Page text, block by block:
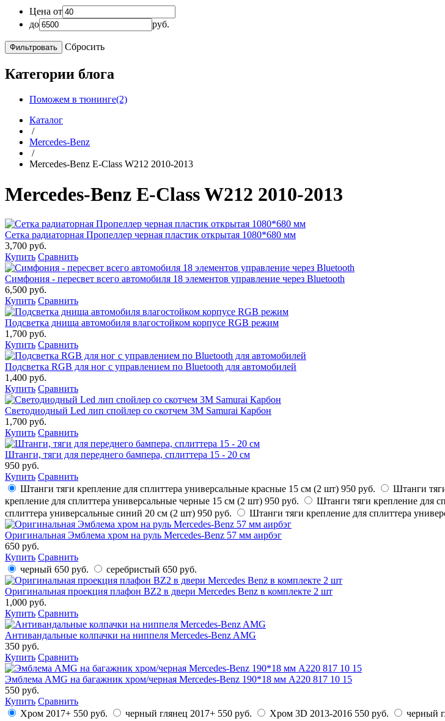
Цена от
до
руб.
Сбросить
Категории блога
Поможем в тюнинге(2)
Каталог
/
Mercedes-Benz
/
Mercedes-Benz E-Class W212 2010-2013
Mercedes-Benz E-Class W212 2010-2013
Сетка радиаторная Пропеллер черная пластик открытая 1080*680 мм
3,700 руб.
Купить Сравнить
Симфония - пересвет всего автомобиля 18 элементов управление через Bluetooth
6,500 руб.
Купить Сравнить
Подсветка днища автомобиля влагостойком корпусе RGB режим
1,700 руб.
Купить Сравнить
Подсветка RGB для ног с управлением по Bluetooth для автомобилей
1,400 руб.
Купить Сравнить
Светодиодный Led лип спойлер со скотчем 3М Samurai Карбон
1,700 руб.
Купить Сравнить
Штанги, тяги для переднего бампера, сплиттера 15 - 20 см
950 руб.
Купить Сравнить
Штанги тяги крепление для сплиттера универсальные красные 15 см (2 шт) 950 руб. Штанги
крепление для сплиттера универсальные черные 15 см (2 шт) 950 руб. Штанги тяги крепление для
сплиттера универсальные синий 20 см (2 шт) 950 руб. Штанги тяги крепление для сплиттера
Оригинальная Эмблема хром на руль Mercedes-Benz 57 мм аирбэг
650 руб.
Купить Сравнить
черный 650 руб. серебристый 650 руб.
Оригинальная проекция плафон BZ2 в двери Mercedes Benz в комплекте 2 шт
1,000 руб.
Купить Сравнить
Антивандальные колпачки на ниппеля Mercedes-Benz AMG
350 руб.
Купить Сравнить
Эмблема AMG на багажник хром/черная Mercedes-Benz 190*18 мм A220 817 10 15
550 руб.
Купить Сравнить
Хром 2017+ 550 руб. черный глянец 2017+ 550 руб. Хром 3D 2013-2016 550 руб. черный